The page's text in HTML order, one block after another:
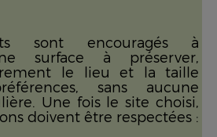
sont encouragés à
surface à préserver,
le lieu et la taille
sans aucune
Une fois le site choisi,
doivent être respectées :